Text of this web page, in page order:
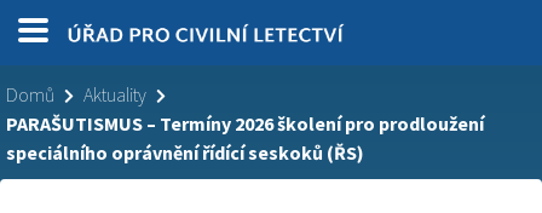
Domů
Aktuality
PARAŠUTISMUS – Termíny 2026 školení pro prodloužení
speciálního oprávnění řídící seskoků (ŘS)